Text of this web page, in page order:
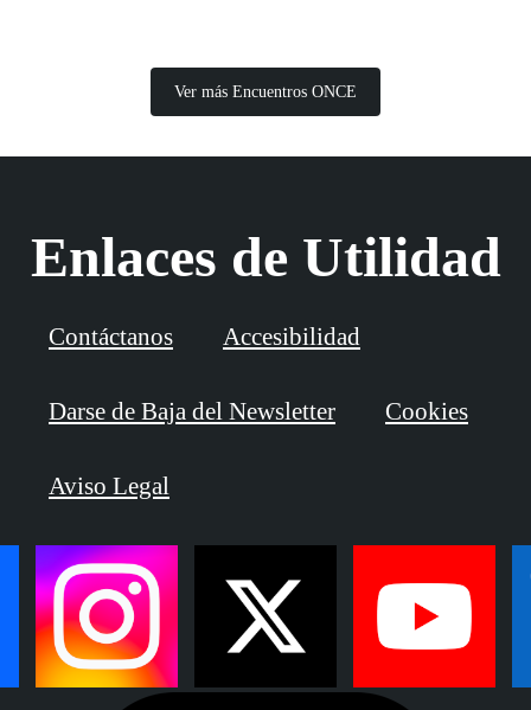
Ver más Encuentros ONCE
Enlaces de Utilidad
Contáctanos Accesibilidad
Darse de Baja del Newsletter Cookies
Aviso Legal